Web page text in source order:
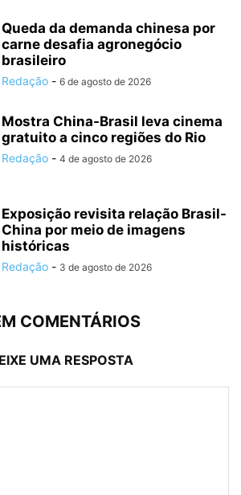
Queda da demanda chinesa por
carne desafia agronegócio
brasileiro
Redação - 6 de agosto de 2026
Mostra China-Brasil leva cinema
gratuito a cinco regiões do Rio
Redação - 4 de agosto de 2026
Exposição revisita relação Brasil-
China por meio de imagens
históricas
Redação - 3 de agosto de 2026
COMENTÁRIOS
UMA RESPOSTA